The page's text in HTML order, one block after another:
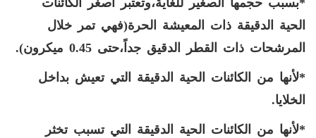
الحية الدقيقة ذات المعيشة الحرة(فهي تمر خلال
المرشحات ذات القطر الدقيق جداً،حتى 0.45 ميكرون).
*لأنها من الكائنات الحية الدقيقة التي تعيش بداخل
الخلايا.
*لأنها من الكائنات الحية الدقيقة التي تسبب تخثر